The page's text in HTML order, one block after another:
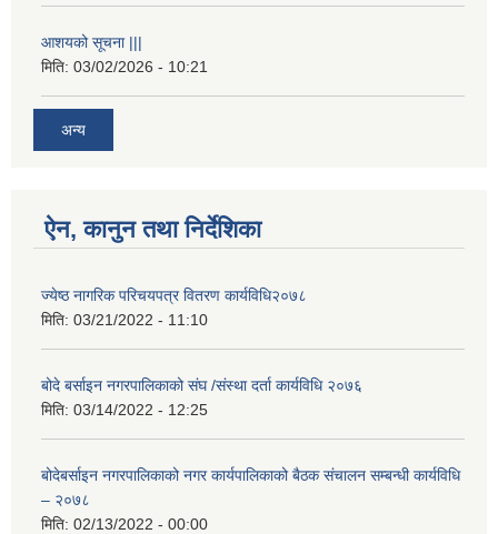
आशयको सूचना |||
मिति: 03/02/2026 - 10:21
अन्य
ऐन, कानुन तथा निर्देशिका
ज्येष्ठ नागरिक परिचयपत्र वितरण कार्यविधि२०७८
मिति: 03/21/2022 - 11:10
बोदे बर्साइन नगरपालिकाको संघ /संस्था दर्ता कार्यविधि २०७६
मिति: 03/14/2022 - 12:25
बोदेबर्साइन नगरपालिकाको नगर कार्यपालिकाको बैठक संचालन सम्बन्धी कार्यविधि
– २०७८
मिति: 02/13/2022 - 00:00